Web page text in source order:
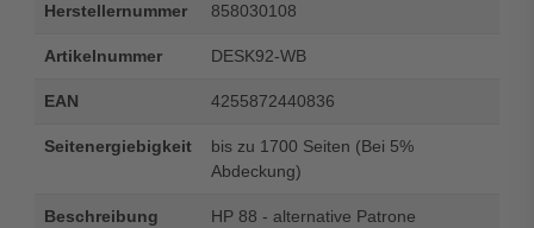
Herstellernummer 858030108
Artikelnummer DESK92-WB
EAN 4255872440836
Seitenergiebigkeit
bis zu 1700 Seiten (Bei 5%
Abdeckung)
Beschreibung
HP 88 - alternative Patrone